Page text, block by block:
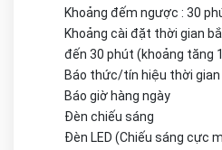
Khoảng đếm ngược : 30
Khoảng cài đặt thời gian
đến 30 phút (khoảng tăng
Báo thức/tín hiệu thời gian
Báo giờ hàng ngày
Đèn chiếu sáng
Đèn LED (Chiếu sáng cực